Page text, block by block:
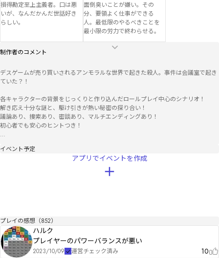
損得勘定至上主義者。口は悪
いが、なんだかんだ世話好き
らしい。
面倒臭いことが嫌い。その
分、要領よく仕事ができる
人。最低限のやるべきことを
最小限の労力で終わらせる。
制作者のコメント
デスゲームが売り買いされるアンモラルな世界で起きた殺人。事件は会議室で起き
ていた？！
各キャラクターの背景をじっくりと作り込んだロールプレイ中心のシナリオ！
解き応え十分な謎と、駆け引きが熱い秘密の探り合い！
議論あり、捜索あり、密談あり、マルチエンディングあり！
初心者でも安心のヒントつき！
サムネイルイラスト：
そうま様（@SoumaAtelier ）
DOVA-SYNDROME（https://dova-s.jp/）
スペシャルサンクス：
テストプレイにご参加いただいた皆様
イベント予定
アプリでイベントを作成
プレイの感想（852）
ハルク
プレイヤーのパワーバランスが悪い
2023/10/09 運営チェック済み
10